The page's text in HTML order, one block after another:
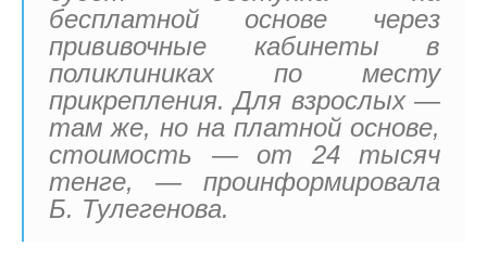
бесплатной основе через
прививочные кабинеты в
поликлиниках по месту
прикрепления. Для взрослых —
там же, но на платной основе,
стоимость — от 24 тысяч
тенге, — проинформировала
Б. Тулегенова.